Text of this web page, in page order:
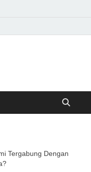
Tergabung Dengan